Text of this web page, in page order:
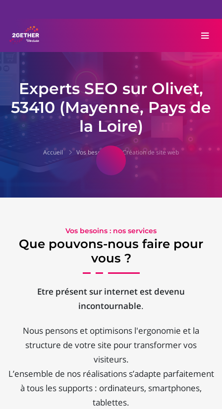
Experts SEO sur Olivet,
53410 (Mayenne, Pays de
la Loire)
Accueil Vos besoins Création de site web
Vos besoins : nos services
Que pouvons-nous faire pour
vous ?
Etre présent sur internet est devenu
incontournable.
Nous pensons et optimisons l'ergonomie et la
structure de votre site pour transformer vos
visiteurs.
L’ensemble de nos réalisations s’adapte parfaitement
à tous les supports : ordinateurs, smartphones,
tablettes.